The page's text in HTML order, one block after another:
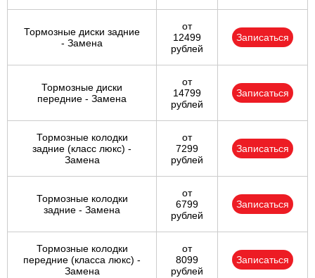
Тормозные диски задние
- Замена
от
12499
рублей
Записаться
Тормозные диски
передние - Замена
от
14799
рублей
Записаться
Тормозные колодки
задние (класс люкс) -
Замена
от
7299
рублей
Записаться
Тормозные колодки
задние - Замена
от
6799
рублей
Записаться
Тормозные колодки
передние (класса люкс) -
Замена
от
8099
рублей
Записаться